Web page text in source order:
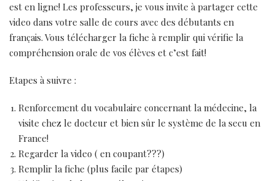
est en ligne! Les professeurs, je vous invite à partager cette
video dans votre salle de cours avec des débutants en
français. Vous télécharger la fiche à remplir qui vérifie la
compréhension orale de vos élèves et c’est fait!
Etapes à suivre :
Renforcement du vocabulaire concernant la médecine, la
visite chez le docteur et bien sûr le système de la secu en
France!
Regarder la video ( en coupant???)
Remplir la fiche (plus facile par étapes)